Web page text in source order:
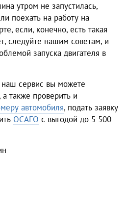
утром не запустилась,
поехать на работу на
если, конечно, есть такая
следуйте нашим советам, и
запуска двигателя в
сервис вы можете
, а также проверить и
автомобиля, подать заявку
ОСАГО с выгодой до 5 500